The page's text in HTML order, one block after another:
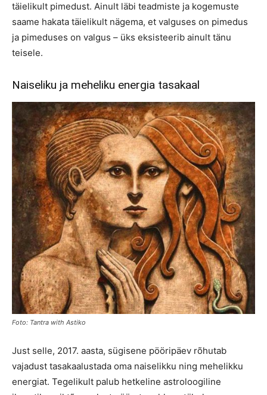
täielikult pimedust. Ainult läbi teadmiste ja kogemuste
saame hakata täielikult nägema, et valguses on pimedus
ja pimeduses on valgus – üks eksisteerib ainult tänu
teisele.
Naiseliku ja meheliku energia tasakaal
Foto: Tantra with Astiko
Just selle, 2017. aasta, sügisene pööripäev rõhutab
vajadust tasakaalustada oma naiselikku ning mehelikku
energiat. Tegelikult palub hetkeline astroloogiline